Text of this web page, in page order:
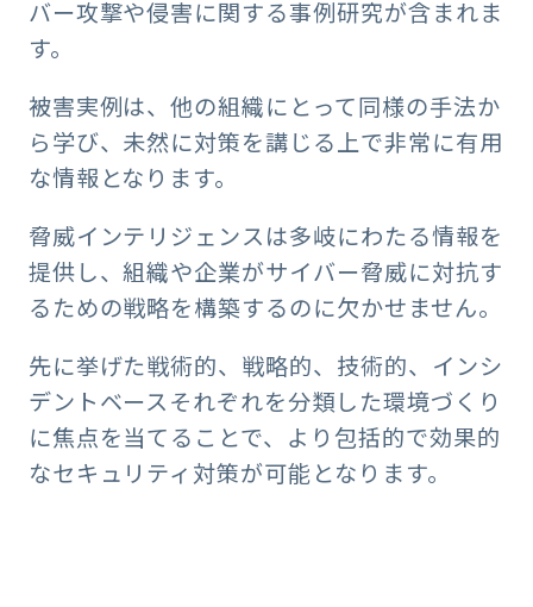
バー攻撃や侵害に関する事例研究が含まれま
す。
被害実例は、他の組織にとって同様の手法か
ら学び、未然に対策を講じる上で非常に有用
な情報となります。
脅威インテリジェンスは多岐にわたる情報を
提供し、組織や企業がサイバー脅威に対抗す
るための戦略を構築するのに欠かせません。
先に挙げた戦術的、戦略的、技術的、インシ
デントベースそれぞれを分類した環境づくり
に焦点を当てることで、より包括的で効果的
なセキュリティ対策が可能となります。